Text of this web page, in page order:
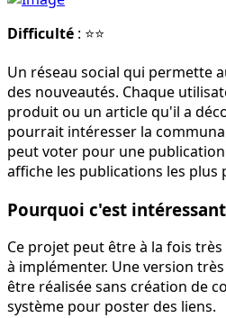
Difficulté : ⭐⭐
Un réseau social qui permette
des nouveautés. Chaque
produit ou un article qu'il a
pourrait intéresser la
peut voter pour une
affiche les publications les plus
Pourquoi c'est intéressant
Ce projet peut être à la fois
à implémenter. Une version
être réalisée sans création de
système pour poster des liens.